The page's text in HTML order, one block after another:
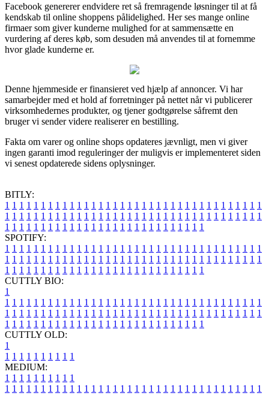
Facebook genererer endvidere ret så fremragende løsninger til at få
kendskab til online shoppens pålidelighed. Her ses mange online
firmaer som giver kunderne mulighed for at sammensætte en
vurdering af deres køb, som desuden må anvendes til at fornemme
hvor glade kunderne er.
Denne hjemmeside er finansieret ved hjælp af annoncer. Vi har
samarbejder med et hold af forretninger på nettet når vi publicerer
virksomhedernes produkter, og tjener godtgørelse såfremt den
bruger vi sender videre realiserer en bestilling.
Fakta om varer og online shops opdateres jævnligt, men vi giver
ingen garanti imod reguleringer der muligvis er implementeret siden
vi senest opdaterede sidens oplysninger.
BITLY:
1 1 1 1 1 1 1 1 1 1 1 1 1 1 1 1 1 1 1 1 1 1 1 1 1 1 1 1 1 1 1 1 1 1 1 1
1 1 1 1 1 1 1 1 1 1 1 1 1 1 1 1 1 1 1 1 1 1 1 1 1 1 1 1 1 1 1 1 1 1 1 1
1 1 1 1 1 1 1 1 1 1 1 1 1 1 1 1 1 1 1 1 1 1 1 1 1 1 1 1
SPOTIFY:
1 1 1 1 1 1 1 1 1 1 1 1 1 1 1 1 1 1 1 1 1 1 1 1 1 1 1 1 1 1 1 1 1 1 1 1
1 1 1 1 1 1 1 1 1 1 1 1 1 1 1 1 1 1 1 1 1 1 1 1 1 1 1 1 1 1 1 1 1 1 1 1
1 1 1 1 1 1 1 1 1 1 1 1 1 1 1 1 1 1 1 1 1 1 1 1 1 1 1 1
CUTTLY BIO:
1
1 1 1 1 1 1 1 1 1 1 1 1 1 1 1 1 1 1 1 1 1 1 1 1 1 1 1 1 1 1 1 1 1 1 1 1
1 1 1 1 1 1 1 1 1 1 1 1 1 1 1 1 1 1 1 1 1 1 1 1 1 1 1 1 1 1 1 1 1 1 1 1
1 1 1 1 1 1 1 1 1 1 1 1 1 1 1 1 1 1 1 1 1 1 1 1 1 1 1 1
CUTTLY OLD:
1
1 1 1 1 1 1 1 1 1 1
MEDIUM:
1 1 1 1 1 1 1 1 1 1
1 1 1 1 1 1 1 1 1 1 1 1 1 1 1 1 1 1 1 1 1 1 1 1 1 1 1 1 1 1 1 1 1 1 1 1